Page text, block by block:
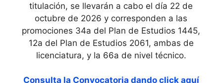
titulación, se llevarán a cabo el día 22 de
octubre de 2026 y corresponden a las
promociones 34a del Plan de Estudios 1445,
12a del Plan de Estudios 2061, ambas de
licenciatura, y la 66a de nivel técnico.
Consulta la Convocatoria dando click aquí